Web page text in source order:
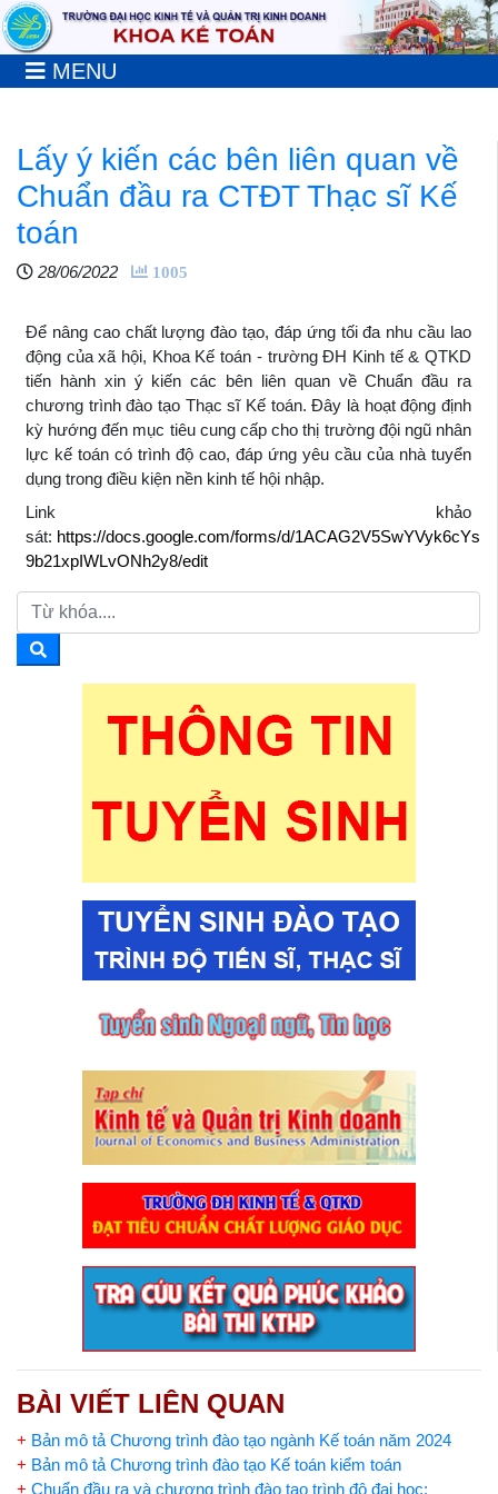
MENU
Lấy ý kiến các bên liên quan về
Chuẩn đầu ra CTĐT Thạc sĩ Kế
toán
28/06/2022 1005
Để nâng cao chất lượng đào tạo, đáp ứng tối đa nhu cầu lao
động của xã hội, Khoa Kế toán - trường ĐH Kinh tế & QTKD
tiến hành xin ý kiến các bên liên quan về Chuẩn đầu ra
chương trình đào tạo Thạc sĩ Kế toán. Đây là hoạt động định
kỳ hướng đến mục tiêu cung cấp cho thị trường đội ngũ nhân
lực kế toán có trình độ cao, đáp ứng yêu cầu của nhà tuyển
dụng trong điều kiện nền kinh tế hội nhập.
Link khảo
sát: https://docs.google.com/forms/d/
9b21xpIWLvONh2y8/edit
BÀI VIẾT LIÊN QUAN
+ Bản mô tả Chương trình đào tạo ngành Kế toán năm 2024
+ Bản mô tả Chương trình đào tạo Kế toán kiểm toán
+ Chuẩn đầu ra và chương trình đào tạo trình độ đại học: